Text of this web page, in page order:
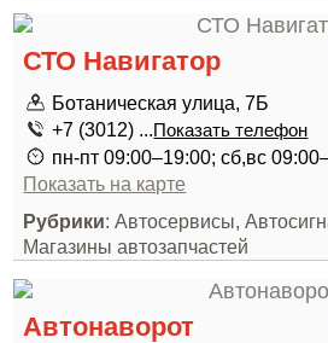
СТО Навигатор
Ботаническая улица, 7Б
+7 (3012) ...Показать телефон
пн-пт 09:00–19:00; сб,вс
Показать на карте
Рубрики: Автосервисы,
Магазины автозапчастей
Автонаворот